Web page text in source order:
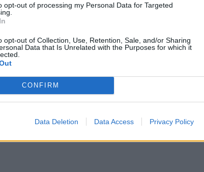
opt-out of processing my Personal Data for Targeted
opt-out of Collection, Use, Retention, Sale, and/or Sharing
Data that Is Unrelated with the Purposes for which it
CONFIRM
Data Deletion Data Access Privacy Policy
žvaigždė Khaby Lame sudarė
pardavė teises į savo „veidą“
verta milijonų: Khaby Lame –
genijus